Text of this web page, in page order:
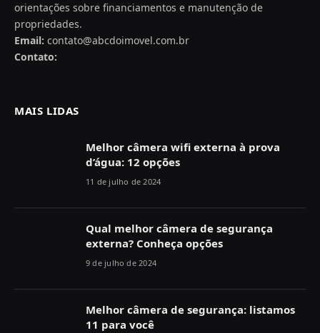
orientações sobre financiamentos e manutenção de
propriedades.
Email: contato@abcdoimovel.com.br
Contato:
MAIS LIDAS
Melhor câmera wifi externa à prova
d’água: 12 opções
11 de julho de 2024
Qual melhor câmera de segurança
externa? Conheça opções
9 de julho de 2024
Melhor câmera de segurança: listamos
11 para você